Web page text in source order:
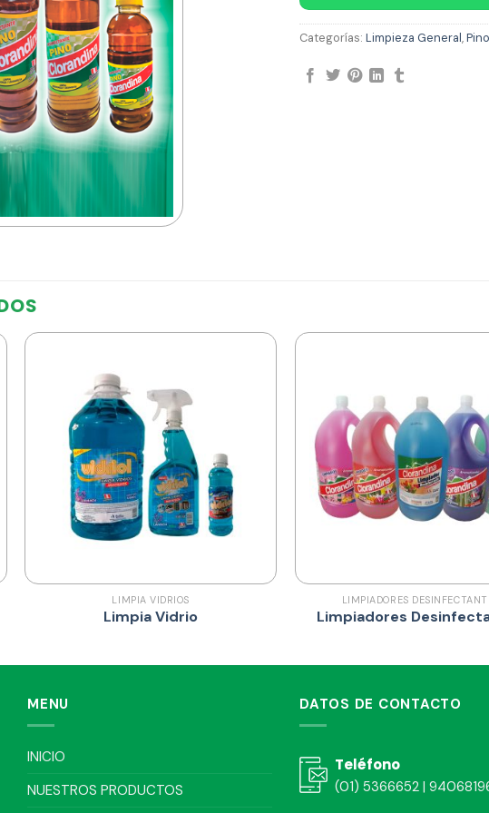
Categorías: Limpieza General,
LIMPIA VIDRIOS
Limpia Vidrio
LIMPIADORES
Limpiadores
MENU
INICIO
NUESTROS PRODUCTOS
DATOS DE CONTACTO
Teléfono
(01) 5366652 |